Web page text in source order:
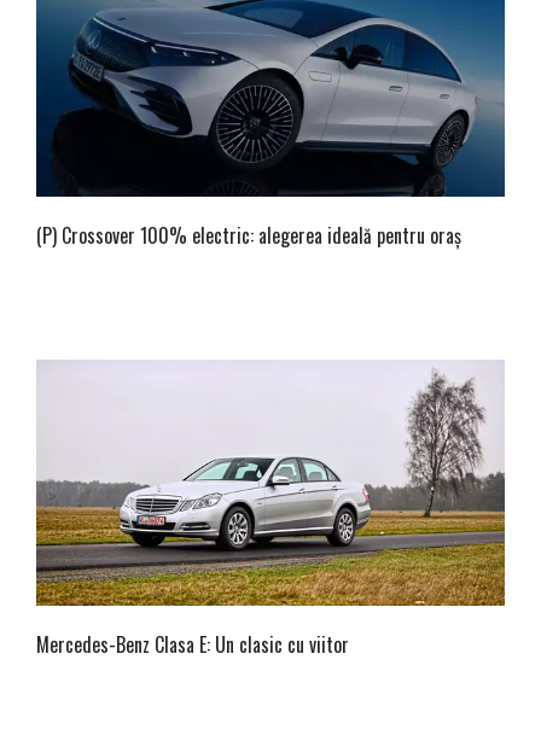
(P) Crossover 100% electric: alegerea ideală pentru oraș
Mercedes-Benz Clasa E: Un clasic cu viitor